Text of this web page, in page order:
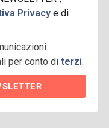
Privacye di
per conto diterzi.